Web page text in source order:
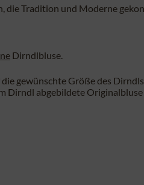
die Tradition und Moderne
Dirndlbluse.
gewünschte Größe des
Dirndl abgebildete Originalbluse